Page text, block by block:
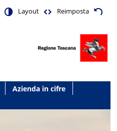
Layout Reimposta
Azienda in cifre